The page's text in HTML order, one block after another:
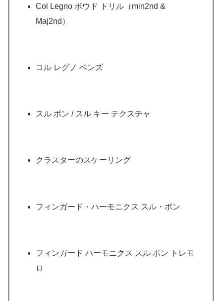
Col Legno ボウド トリル（min2nd &
Maj2nd）
コル レグノ ベンズ
スル ポン / スル キー テクスチャ
クラスターのスケーリング
フィンガード・ハーモニクス スル・ポン
フィンガード ハーモニクス スル ポン トレモ
ロ